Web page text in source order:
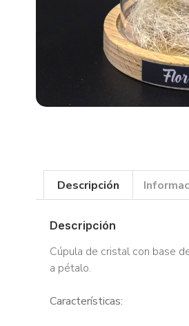
Descripción
Descripción
Cúpula de cristal con base
a pétalo.
Características: